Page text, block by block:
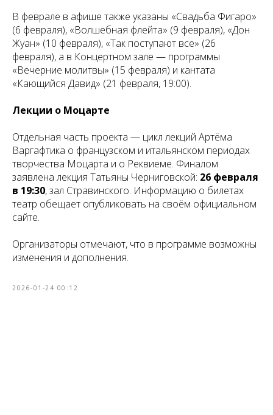
В феврале в афише также указаны «Свадьба Фигаро»
(6 февраля), «Волшебная флейта» (9 февраля), «Дон
Жуан» (10 февраля), «Так поступают все» (26
февраля), а в Концертном зале — программы
«Вечерние молитвы» (15 февраля) и кантата
«Кающийся Давид» (21 февраля, 19:00).
Лекции о Моцарте
Отдельная часть проекта — цикл лекций Артёма
Варгафтика о французском и итальянском периодах
творчества Моцарта и о Реквиеме. Финалом
заявлена лекция Татьяны Черниговской: 26 февраля
в 19:30, зал Стравинского. Информацию о билетах
театр обещает опубликовать на своём официальном
сайте.
Организаторы отмечают, что в программе возможны
изменения и дополнения.
2026-01-24 00:12